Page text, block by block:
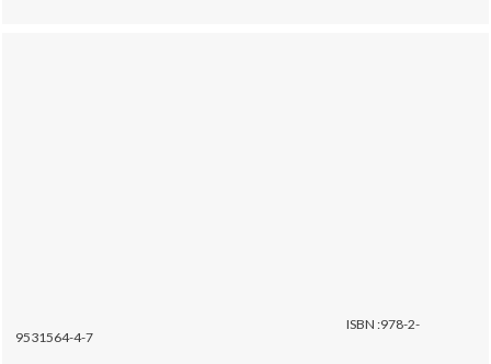
ISBN :978-2-
9531564-4-7